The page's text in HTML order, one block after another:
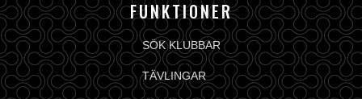
FUNKTIONER
SÖK KLUBBAR
TÄVLINGAR